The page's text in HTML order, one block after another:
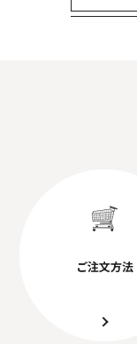
ご注文方法